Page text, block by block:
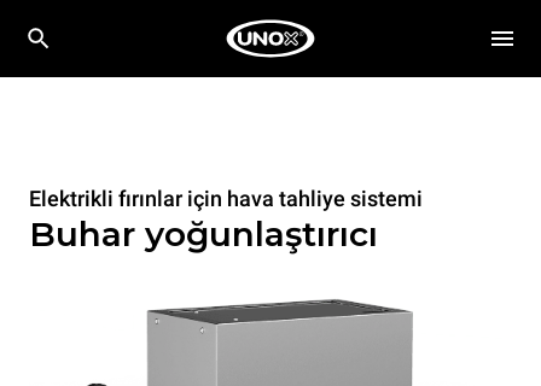
Elektrikli fırınlar için hava tahliye sistemi
Buhar yoğunlaştırıcı